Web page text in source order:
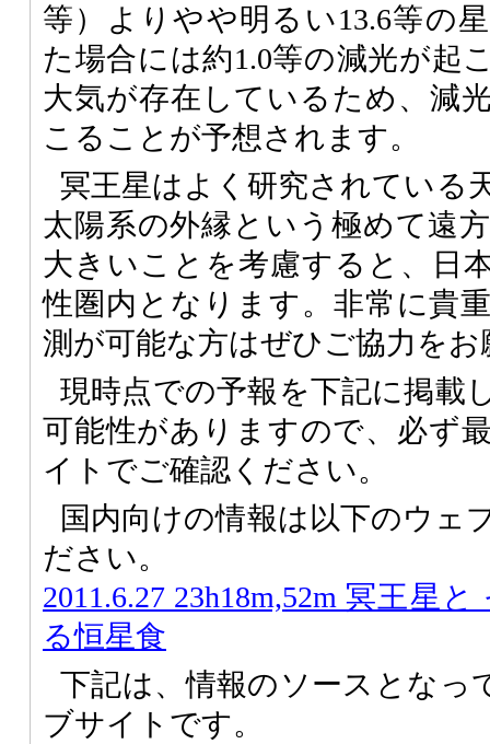
等）よりやや明るい13.6等の
た場合には約1.0等の減光が起
大気が存在しているため、減
こることが予想されます。
冥王星はよく研究されている
太陽系の外縁という極めて遠
大きいことを考慮すると、日
性圏内となります。非常に貴
測が可能な方はぜひご協力を
現時点での予報を下記に掲載
可能性がありますので、必ず
イトでご確認ください。
国内向けの情報は以下のウェ
ださい。
2011.6.27 23h18m,52m 冥王星
る恒星食
下記は、情報のソースとなっ
ブサイトです。